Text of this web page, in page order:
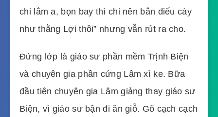
chi lắm a, bọn bay thì chỉ nên bắn điếu cày
như thằng Lợi thôi” nhưng vẫn rút ra cho.
Đứng lớp là giáo sư phần mềm Trịnh Biện
và chuyên gia phần cứng Lâm xì ke. Bữa
đầu tiên chuyên gia Lâm giảng thay giáo sư
Biện, vì giáo sư bận đi ăn giỗ. Gõ cạch cạch